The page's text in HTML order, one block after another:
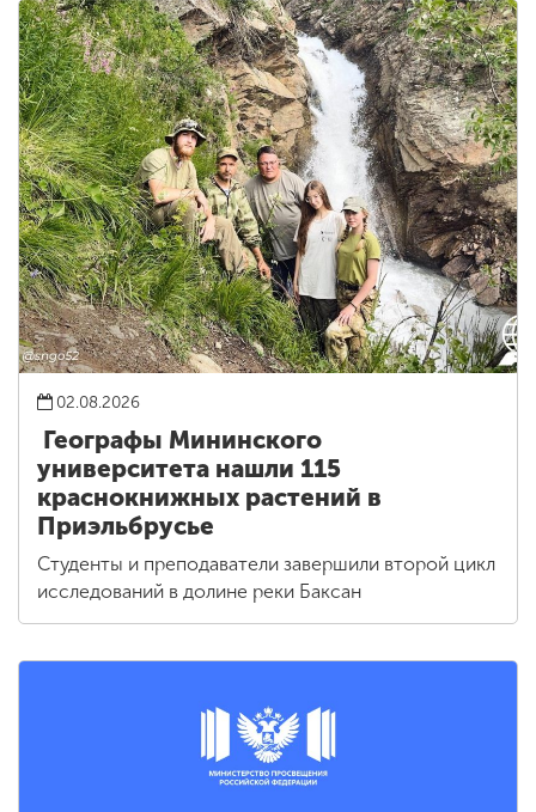
02.08.2026
Географы Мининского
университета нашли 115
краснокнижных растений в
Приэльбрусье
Студенты и преподаватели завершили второй цикл
исследований в долине реки Баксан